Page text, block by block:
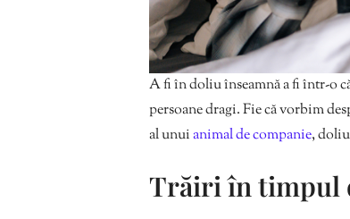
A fi în doliu înseamnă a fi într-o
persoane dragi. Fie că vorbim
al unuianimal de companie,
Trăiri în timpul